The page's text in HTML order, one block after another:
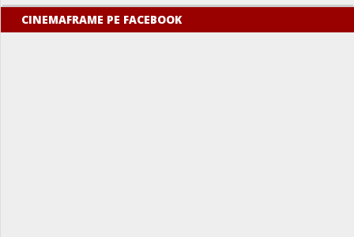
CINEMAFRAME PE FACEBOOK